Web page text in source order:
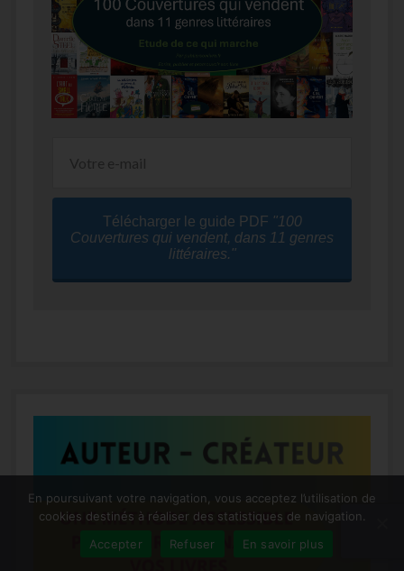
Télécharger le guide PDF "100
Couvertures qui vendent, dans 11 genres
littéraires."
En poursuivant votre navigation, vous acceptez l’utilisation de
cookies destinés à réaliser des statistiques de navigation.
Accepter
Refuser En savoir plus